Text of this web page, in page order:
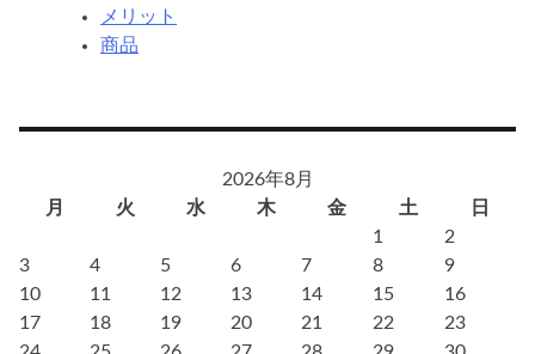
メリット
商品
2026年8月
月
火 水 木 金 土
日
1
2
3
4 5 6 7 8
9
10
11 12 13 14 15
16
17
18 19 20 21 22
23